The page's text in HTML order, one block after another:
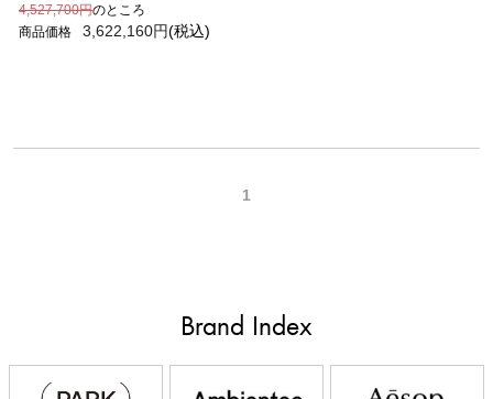
4,527,700円のところ
3,622,160円(税込)
1
Brand Index